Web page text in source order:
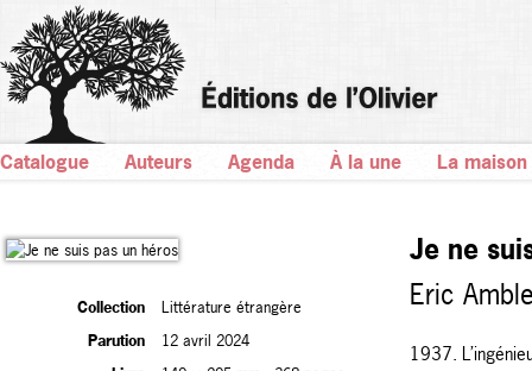
Catalogue Auteurs Agenda À la une La maison
Collection
Littérature étrangère
Parution
12 avril 2024
Je ne
Eric
1937.